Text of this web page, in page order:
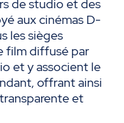
de studio et des
aux cinémas D-
les sièges
film diffusé par
et y associent le
offrant ainsi
et